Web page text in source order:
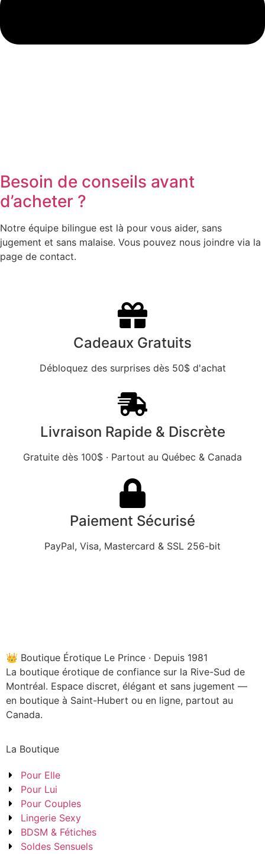
Besoin de conseils avant
d’acheter ?
Notre équipe bilingue est là pour vous aider, sans
jugement et sans malaise. Vous pouvez nous joindre via la
page de contact.
Cadeaux Gratuits
Débloquez des surprises dès 50$ d'achat
Livraison Rapide & Discrète
Gratuite dès 100$ · Partout au Québec & Canada
Paiement Sécurisé
PayPal, Visa, Mastercard & SSL 256-bit
👑 Boutique Érotique Le Prince · Depuis 1981
La boutique érotique de confiance sur la Rive-Sud de
Montréal. Espace discret, élégant et sans jugement —
en boutique à Saint-Hubert ou en ligne, partout au
Canada.
La Boutique
Pour Elle
Pour Lui
Pour Couples
Lingerie Sexy
BDSM & Fétiches
Soldes Sensuels